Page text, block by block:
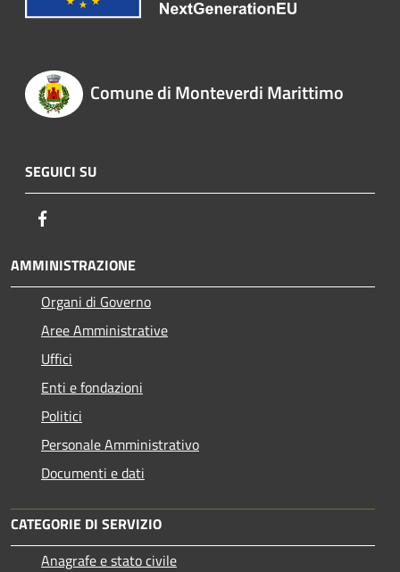
Comune di Monteverdi Marittimo
SEGUICI SU
AMMINISTRAZIONE
Organi di Governo
Aree Amministrative
Uffici
Enti e fondazioni
Politici
Personale Amministrativo
Documenti e dati
CATEGORIE DI SERVIZIO
Anagrafe e stato civile